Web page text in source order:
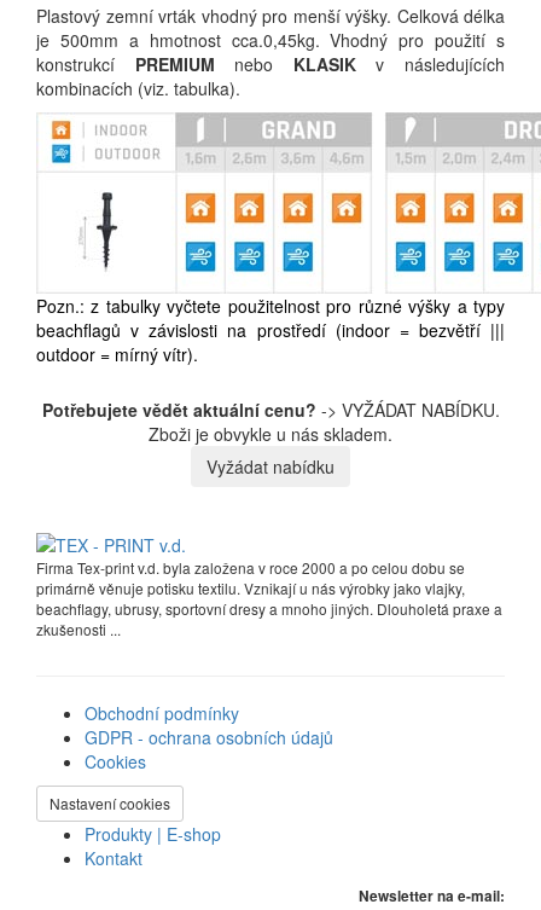
Plastový zemní vrták vhodný pro menší výšky. Celková délka
je 500mm a hmotnost cca.0,45kg. Vhodný pro použití s
konstrukcí PREMIUM nebo KLASIKv následujících
kombinacích (viz. tabulka).
Pozn.: z tabulky vyčtete použitelnost pro různé výšky a typy
beachflagů v závislosti na prostředí (indoor = bezvětří |||
outdoor = mírný vítr).
Potřebujete vědět aktuální cenu? -> VYŽÁDAT NABÍDKU.
Zboži je obvykle u nás skladem.
Vyžádat nabídku
Firma Tex-print v.d. byla založena v roce 2000 a po celou dobu se
primárně věnuje potisku textilu. Vznikají u nás výrobky jako vlajky,
beachflagy, ubrusy, sportovní dresy a mnoho jiných. Dlouholetá praxe a
zkušenosti ...
Obchodní podmínky
GDPR - ochrana osobních údajů
Cookies
Nastavení cookies
Produkty | E-shop
Kontakt
Newsletter na e-mail: